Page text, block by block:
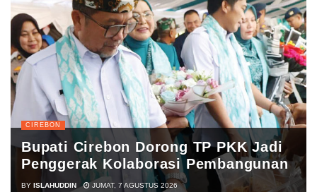
CIREBON
Pemkot Cirebon Gelar GPM Dua
Minggu Sekali
BY MUHAMMAD SURYA JUMAT, 7 AGUSTUS 2026